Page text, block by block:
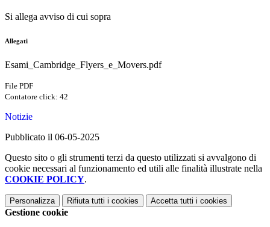
Si allega avviso di cui sopra
Allegati
Esami_Cambridge_Flyers_e_Movers.pdf
File PDF
Contatore click: 42
Notizie
Pubblicato il 06-05-2025
Questo sito o gli strumenti terzi da questo utilizzati si avvalgono di
cookie necessari al funzionamento ed utili alle finalità illustrate nella
COOKIE POLICY.
Personalizza Rifiuta tutti i cookies Accetta tutti i cookies
Gestione cookie